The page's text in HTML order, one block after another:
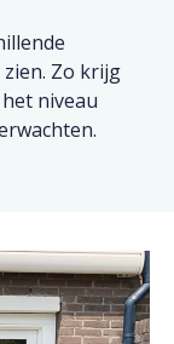
Zo krijg
niveau